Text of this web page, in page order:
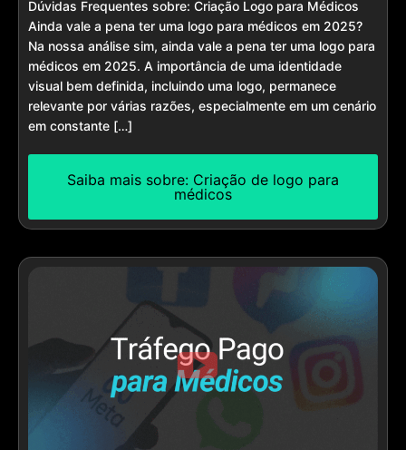
Dúvidas Frequentes sobre: Criação Logo para Médicos
Ainda vale a pena ter uma logo para médicos em 2025?
Na nossa análise sim, ainda vale a pena ter uma logo para
médicos em 2025. A importância de uma identidade
visual bem definida, incluindo uma logo, permanece
relevante por várias razões, especialmente em um cenário
em constante […]
Saiba mais sobre: Criação de logo para
médicos